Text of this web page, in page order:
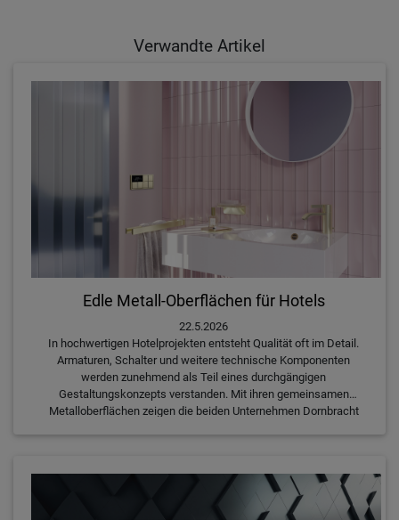
Verwandte Artikel
Edle Metall-Oberflächen für Hotels
22.5.2026
In hochwertigen Hotelprojekten entsteht Qualität oft im Detail.
Armaturen, Schalter und weitere technische Komponenten
werden zunehmend als Teil eines durchgängigen
Gestaltungskonzepts verstanden. Mit ihren gemeinsamen
Metalloberflächen zeigen die beiden Unternehmen Dornbracht